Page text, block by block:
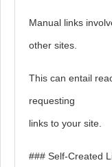
Manual links
other sites.
This can entail
requesting
links to your site.
### Self-Created